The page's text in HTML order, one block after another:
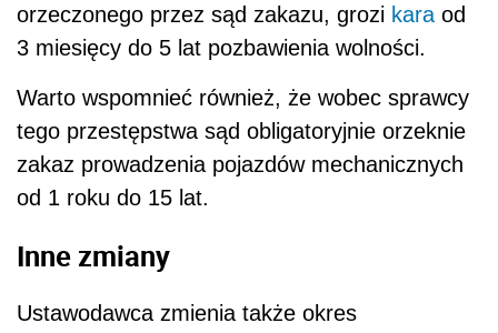
orzeczonego przez sąd zakazu, grozi kara od
3 miesięcy do 5 lat pozbawienia wolności.
Warto wspomnieć również, że wobec sprawcy
tego przestępstwa sąd obligatoryjnie orzeknie
zakaz prowadzenia pojazdów mechanicznych
od 1 roku do 15 lat.
Inne zmiany
Ustawodawca zmienia także okres